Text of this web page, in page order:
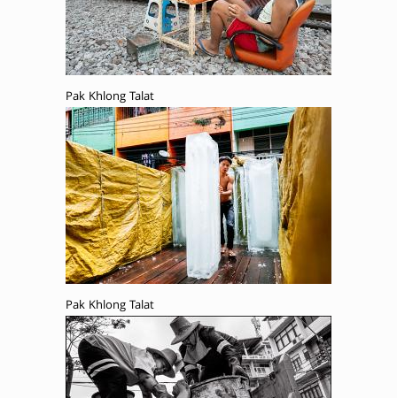
Pak Khlong Talat
Pak Khlong Talat